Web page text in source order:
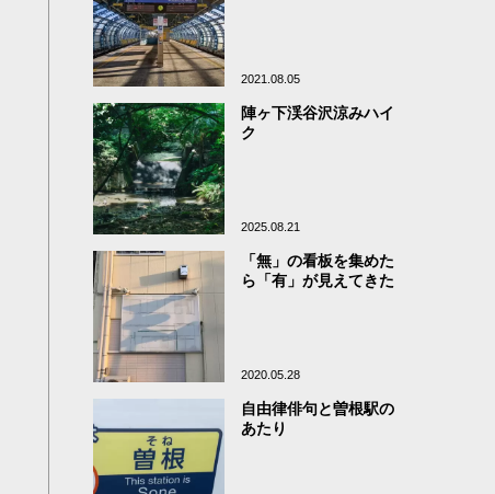
2021.08.05
陣ヶ下渓谷沢涼みハイ
ク
2025.08.21
「無」の看板を集めた
ら「有」が見えてきた
2020.05.28
自由律俳句と曽根駅の
あたり